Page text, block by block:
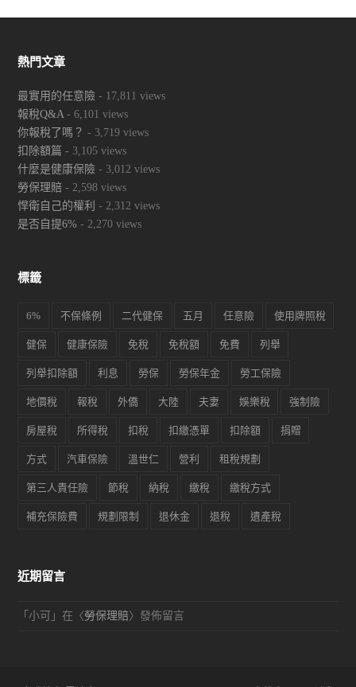
熱門文章
最實用的任意險 - 17,811 views
報稅Q&A- 6,101 views
你報稅了嗎？ - 3,719 views
扣除額篇 - 3,105 views
什麼是健康保險 - 3,012 views
勞保理賠 - 2,598 views
悍衛自己的權利 - 2,312 views
是否自提6% - 2,270 views
標籤
6% 不保條例 二代健保 五月 任意險 使用牌照稅
健保 健康保險 免稅 免稅額 免費 列舉
列舉扣除額 利息 勞保 勞保年金 勞工保險
地價稅 報稅 外僑 大陸 夫妻 娛樂稅 強制險
房屋稅 所得稅 扣稅 扣繳憑單 扣除額 捐贈
方式 汽車保險 溫世仁 營利 租稅規劃
第三人責任險 節稅 納稅 繳稅 繳稅方式
補充保險費 規劃限制 退休金 退稅 遺產稅
近期留言
「 小可 」在〈勞保理賠〉發佈留言